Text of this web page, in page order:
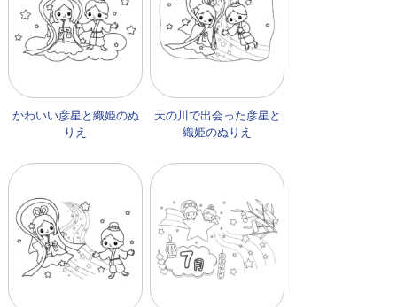
かわいい彦星と織姫のぬ
りえ
天の川で出会った彦星と
織姫のぬりえ